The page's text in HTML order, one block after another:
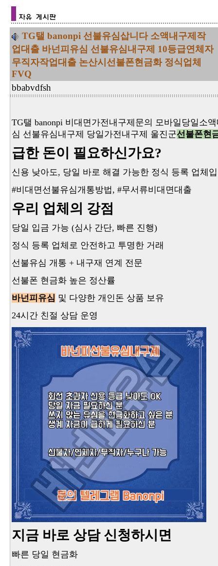
TG탤 banonpi 선불유심삽니다 소액내구제작
업대출 바넌피유심 선불유심내구제 10등급연체자
무직자작업대출 논산시선불폰현금화 정식업체
FVQ
bbabvdfsh
TG탤 banonpi 비대면가전내구제문의 모바일당일소
심 선불유심내구제 당일가전내구제 울진군선불폰현
급한 돈이 필요하신가요?
신용 낮아도, 당일 바로 해결 가능한 정식 등록 업체
#비대면선불유심개통방법 , #무서류비대면대출
우리 업체의 강점
당일 입금 가능 (심사 간단, 빠른 진행)
정식 등록 업체로 안전하고 투명한 거래
선불유심 개통 + 내구재 연계 전문
선불폰 현금화 높은 정산률
바넌피유심 및 다양한 개인돈 상품 보유
24시간 친절 상담 운영
지금 바로 상담 신청하시면
빠른 당일 현금화